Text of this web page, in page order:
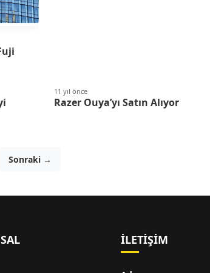
11 yıl önce
Razer Ouya’yı Satın Alıyor
Sonraki →
İLETIŞIM